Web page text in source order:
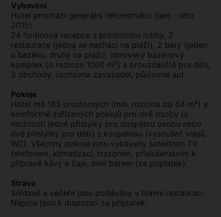
Vybavení
Hotel prochází generální rekonstrukcí (jaro - léto
2015).
24 hodinová recepce s prostornou lobby, 2
restaurace (jedna se nachází na pláži), 2 bary (jeden
u bazénu, druhý na pláži), obrovský bazénový
komplex (o rozloze 1000 m²) a brouzdaliště pro děti,
3 obchody, úschovna zavazadel, půjčovna aut.
Pokoje
Hotel má 163 prostorných (min. rozloha asi 64 m²) a
komfortně zařízených pokojů pro dvě osoby (s
možností jedné přistýlky pro dospělou osobu nebo
dvě přistýlky pro děti) s koupelnou (vysoušeč vlasů,
WC). Všechny pokoje jsou vybaveny satelitním TV,
telefonem, klimatizací, trezorem, příslušenstvím k
přípravě kávy a čaje, mini barem (za poplatek).
Strava
Snídaně a večeře jsou podávány v hlavní restauraci.
Nápoje jsou k dispozici za příplatek.